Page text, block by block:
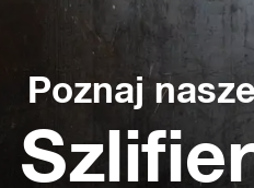
Poznaj nasze